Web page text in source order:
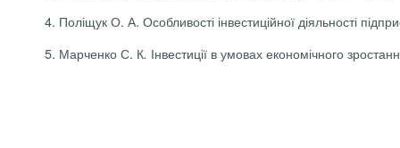
4. Поліщук О. А. Особливості інвестиційної діяльності
5. Марченко С. К. Інвестиції в умовах економічного